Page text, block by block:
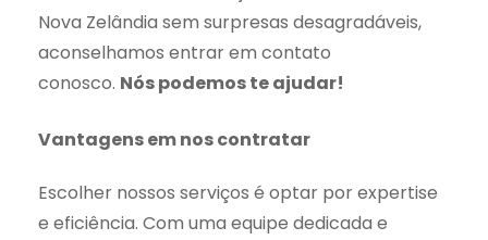
Nova Zelândia sem surpresas desagradáveis,
aconselhamos entrar em contato
conosco. Nós podemos te ajudar!
Vantagens em nos contratar
Escolher nossos serviços é optar por expertise
e eficiência. Com uma equipe dedicada e